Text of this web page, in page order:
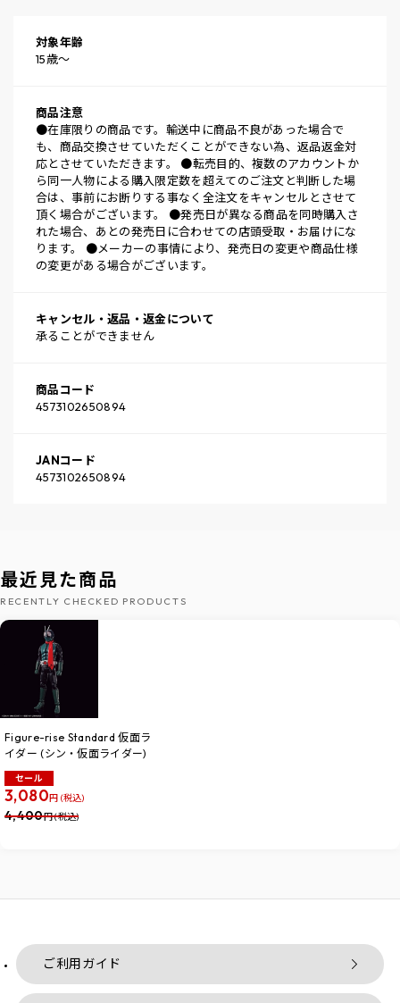
対象年齢
15歳～
商品注意
●在庫限りの商品です。輸送中に商品不良があった場合で
も、商品交換させていただくことができない為、返品返金対
応とさせていただきます。 ●転売目的、複数のアカウントか
ら同一人物による購入限定数を超えてのご注文と判断した場
合は、事前にお断りする事なく全注文をキャンセルとさせて
頂く場合がございます。 ●発売日が異なる商品を同時購入さ
れた場合、あとの発売日に合わせての店頭受取・お届けにな
ります。 ●メーカーの事情により、発売日の変更や商品仕様
の変更がある場合がございます。
キャンセル・返品・返金について
承ることができません
商品コード
4573102650894
JANコード
4573102650894
最近見た商品
RECENTLY CHECKED PRODUCTS
Figure-rise Standard 仮面ラ
イダー (シン・仮面ライダー)
セール
3,080円 (税込)
4,400円 (税込)
ご利用ガイド